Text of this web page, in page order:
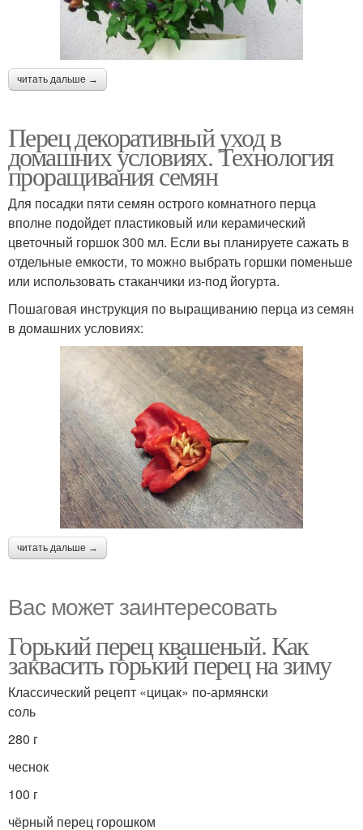
читать дальше →
Перец декоративный уход в
домашних условиях. Технология
проращивания семян
Для посадки пяти семян острого комнатного перца
вполне подойдет пластиковый или керамический
цветочный горшок 300 мл. Если вы планируете сажать в
отдельные емкости, то можно выбрать горшки поменьше
или использовать стаканчики из-под йогурта.
Пошаговая инструкция по выращиванию перца из семян
в домашних условиях:
читать дальше →
Вас может заинтересовать
Горький перец квашеный. Как
заквасить горький перец на зиму
Классический рецепт «цицак» по-армянски
соль
280 г
чеснок
100 г
чёрный перец горошком